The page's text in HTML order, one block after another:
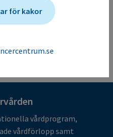
vårdgivare
07-27)
för kakor
vårdprogram,
vårdförlopp samt